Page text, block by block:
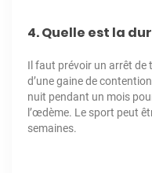
4. Quelle est la
Il faut prévoir un arrêt de
d’une gaine de
nuit pendant un mois
l’œdème. Le sport peut
semaines.